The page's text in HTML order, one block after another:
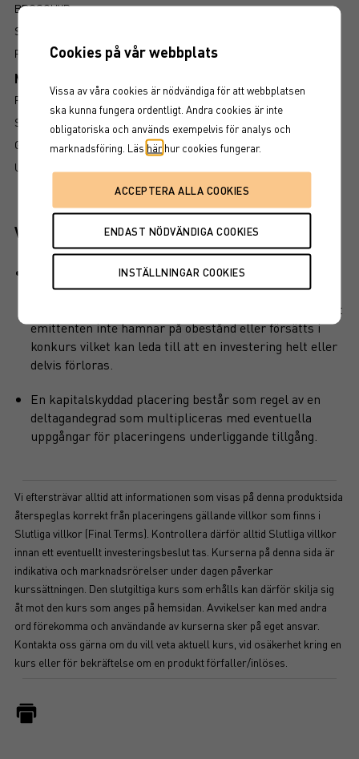
BROSCHYR
SLUTLIGA VILLKOR
FAKTABLAD
Mer information om produkten
RISK
SÅ LÄSER DU FAKTABLADET
GRUNDPROSPEKT
UTSKRIFT
Viktiga egenskaper
Produkten har ett visst kapitalskydd, dvs en del av det
investerade kapitalet är skyddat vid löptidens slut. Det
finns en kreditrisk i placeringen som är beroende av att
emittenten inte hamnar på obestånd eller försätts i
konkurs vilket kan leda till att en investering helt eller
delvis förloras.
En kapitalskyddad placering består som regel av en
deltagandegrad som multipliceras med eventuella
uppgångar för placeringens underliggande tillgång.
Vi eftersträvar alltid att informationen som visas på denna produktsida
återspeglas korrekt från placeringens gällande villkor som finns i
Slutliga villkor (Final Terms). Kontrollera därför alltid Slutliga villkor
innan ett eventuellt investeringsbeslut tas. Kurserna på denna sida är
indikativa och marknadsrörelser under dagen påverkar
kurssättningen. Den slutgiltiga kurs som erhålls kan därför skilja sig
åt mot den kurs som anges på hemsidan. Avvikelser kan med andra
ord förekomma och användande av kurserna sker på eget ansvar.
Kontakta oss gärna om du vill veta aktuell kurs, vid osäkerhet kring en
kurs eller för bekräftelse om en produkt förfaller/inlöses.
Cookies på vår webbplats
Vissa av våra cookies är nödvändiga för att webbplatsen
ska kunna fungera ordentligt. Andra cookies är inte
obligatoriska och används exempelvis för analys och
marknadsföring. Läs här hur cookies fungerar.